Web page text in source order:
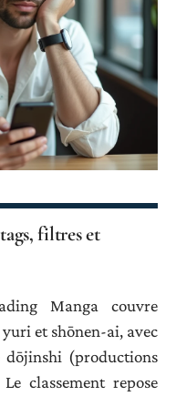
filtres et
Manga couvre
et shōnen-ai, avec
(productions
classement repose